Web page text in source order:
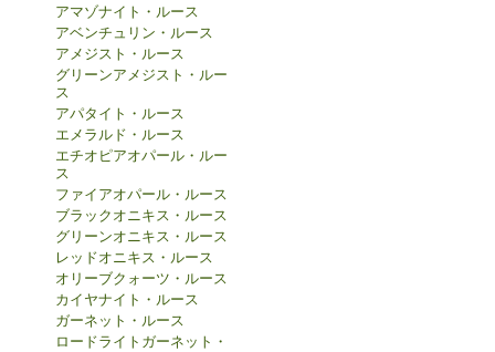
アマゾナイト・ルース
アベンチュリン・ルース
アメジスト・ルース
グリーンアメジスト・ルー
ス
アパタイト・ルース
エメラルド・ルース
エチオピアオパール・ルー
ス
ファイアオパール・ルース
ブラックオニキス・ルース
グリーンオニキス・ルース
レッドオニキス・ルース
オリーブクォーツ・ルース
カイヤナイト・ルース
ガーネット・ルース
ロードライトガーネット・